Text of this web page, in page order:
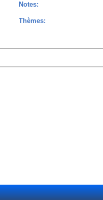
Notes:
Thèmes: